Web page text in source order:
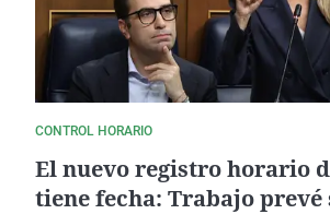
CONTROL HORARIO
El nuevo registro horario
tiene fecha: Trabajo